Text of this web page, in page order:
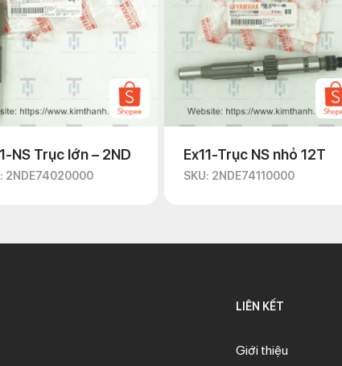
NS Trục lớn – 2ND
2NDE74020000
Ex11-Trục NS nhỏ 12T
SKU: 2NDE74110000
LIÊN KẾT
Giới thiệu